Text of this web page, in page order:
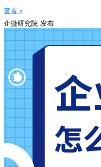
查看 »
企微研究院-发布